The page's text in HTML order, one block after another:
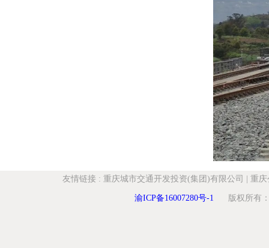
友情链接 : 重庆城市交通开发投资(集团)有限公司 重庆
渝ICP备16007280号-1 版权所有：